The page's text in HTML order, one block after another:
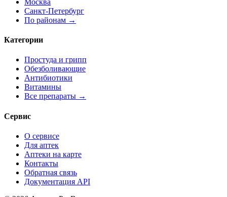
Санкт-Петербург
По районам →
Категории
Простуда и грипп
Обезболивающие
Антибиотики
Витамины
Все препараты →
Сервис
О сервисе
Для аптек
Аптеки на карте
Контакты
Обратная связь
Документация API